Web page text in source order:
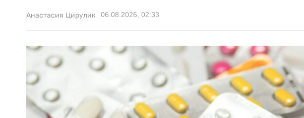
Анастасия Цирулик 06.08.2026, 02:33